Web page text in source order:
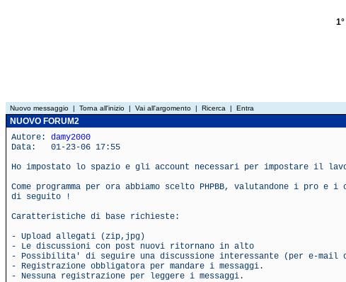
Nuovo messaggio | Torna all'inizio | Vai all'argomento | Ricerca | Entra
NUOVO FORUM2
Autore: damy2000
Data: 01-23-06 17:55
Ho impostato lo spazio e gli account necessari per impostare il
Come programma per ora abbiamo scelto PHPBB, valutandone i
di seguito !
Caratteristiche di base richieste:
- Upload allegati (zip,jpg)
- Le discussioni con post nuovi ritornano in alto
- Possibilita' di seguire una discussione interessante (per e-mail o
- Registrazione obbligatora per mandare i messaggi.
- Nessuna registrazione per leggere i messaggi.